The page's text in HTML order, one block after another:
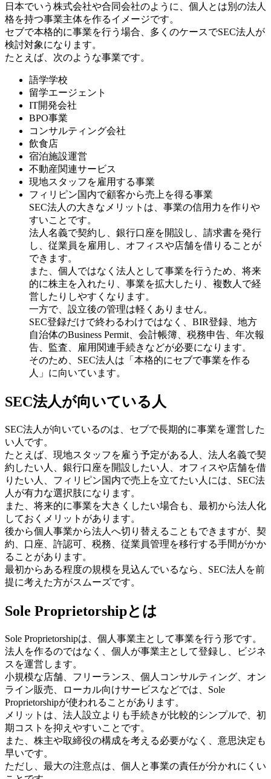
日本でいう株式会社や合同会社のように、個人とは別の法人
格を持つ事業主体を作るイメージです。
セブで本格的に事業を行う場合、多くのケースでSEC法人が
検討対象になります。
たとえば、次のような事業です。
語学学校
留学エージェント
IT開発会社
BPO事業
コンサルティング会社
飲食店
宿泊施設運営
不動産関連サービス
現地スタッフを雇用する事業
フィリピン国内で顧客から売上を得る事業
SEC法人の大きなメリットは、事業の信用力を作りや
すいことです。
法人名義で契約し、銀行口座を開設し、請求書を発行
し、従業員を雇用し、オフィスや店舗を借りることが
できます。
また、個人ではなく法人として事業を行うため、将来
的に株主を入れたり、事業を拡大したり、複数人で経
営したりしやすくなります。
一方で、設立後の管理は軽くありません。
SEC登録だけで終わるわけではなく、BIR登録、地方
自治体のBusiness Permit、会計帳簿、税務申告、年次報
告、監査、雇用関連手続きなどが必要になります。
そのため、SEC法人は「本格的にセブで事業を作る
人」に向いています。
SEC法人が向いている人
SEC法人が向いているのは、セブで長期的に事業を運営した
い人です。
たとえば、現地スタッフを雇う予定がある人、法人名義で契
約したい人、銀行口座を開設したい人、オフィスや店舗を借
りたい人、フィリピン国内で売上を立てたい人には、SEC法
人が有力な選択肢になります。
また、将来的に事業を大きくしたい場合も、最初から法人化
しておくメリットがあります。
後から個人事業から法人へ切り替えることもできますが、契
約、口座、許認可、税務、従業員管理を移行する手間がかか
ることがあります。
最初からある程度の規模を見込んでいるなら、SEC法人を前
提に考えた方がスムーズです。
Sole Proprietorshipとは
Sole Proprietorshipは、個人事業主として事業を行う形です。
法人を作るのではなく、個人が事業主として登録し、ビジネ
スを運営します。
小規模な店舗、フリーランス、個人コンサルティング、オン
ライン販売、ローカル向けサービスなどでは、Sole
Proprietorshipが使われることがあります。
メリットは、法人設立よりも手続きが比較的シンプルで、初
期コストを抑えやすいことです。
また、株主や取締役の構成を考える必要がなく、意思決定も
早いです。
ただし、最大の注意点は、個人と事業の責任が分かれにくい